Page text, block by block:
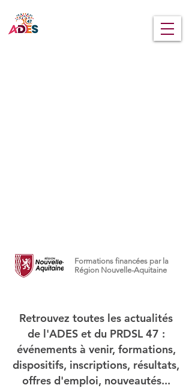
Formations financées par la
Région Nouvelle-Aquitaine
Retrouvez toutes les actualités
de l'ADES et du PRDSL 47 :
événements à venir, formations,
dispositifs, inscriptions, résultats,
offres d'emploi, nouveautés...